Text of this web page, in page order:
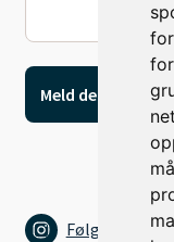
Følg oss på